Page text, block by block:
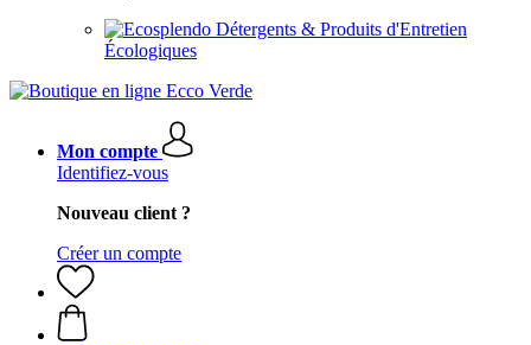
Détergents & Produits d'Entretien
Écologiques
Mon compte
Identifiez-vous
Nouveau client ?
Créer un compte